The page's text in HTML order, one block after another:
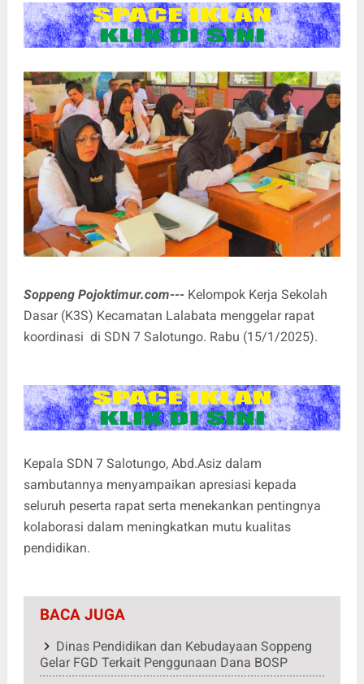
Soppeng Pojoktimur.com---Kelompok Kerja Sekolah
Dasar (K3S) Kecamatan Lalabata menggelar rapat
koordinasi di SDN 7 Salotungo. Rabu (15/1/2025).
Kepala SDN 7 Salotungo, Abd.Asiz dalam
sambutannya menyampaikan apresiasi kepada
seluruh peserta rapat serta menekankan pentingnya
kolaborasi dalam meningkatkan mutu kualitas
pendidikan.
BACA JUGA
Dinas Pendidikan dan Kebudayaan Soppeng
Gelar FGD Terkait Penggunaan Dana BOSP